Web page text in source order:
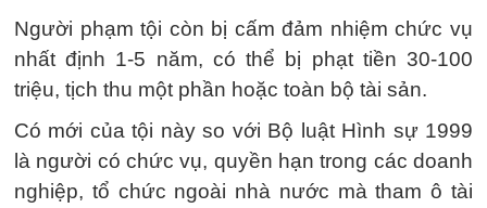
Người phạm tội còn bị cấm đảm nhiệm chức vụ
nhất định 1-5 năm, có thể bị phạt tiền 30-100
triệu, tịch thu một phần hoặc toàn bộ tài sản.
Có mới của tội này so với Bộ luật Hình sự 1999
là người có chức vụ, quyền hạn trong các doanh
nghiệp, tổ chức ngoài nhà nước mà tham ô tài